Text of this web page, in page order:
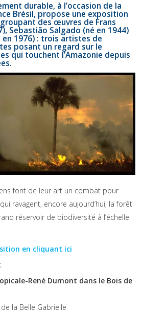
durable, à l’occasion de la
Brésil, propose une exposition
des œuvres de Frans
Sebastião Salgado (né en 1944)
1976) : trois artistes de
posant un regard sur le
qui touchent l’Amazonie depuis
font de leur art un combat pour
ravagent, encore aujourd’hui, la forêt
réservoir de biodiversité à l’échelle
en cliquant ici
René Dumont dans le Bois de
la Belle Gabrielle